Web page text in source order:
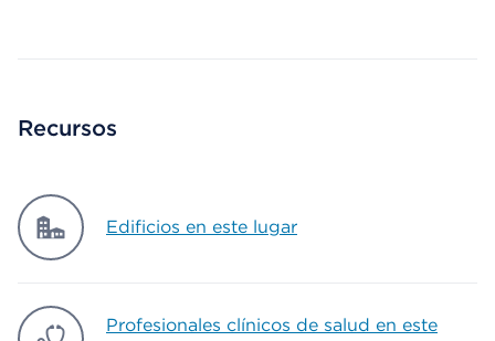
Recursos
Edificios en este lugar
Profesionales clínicos de salud en este